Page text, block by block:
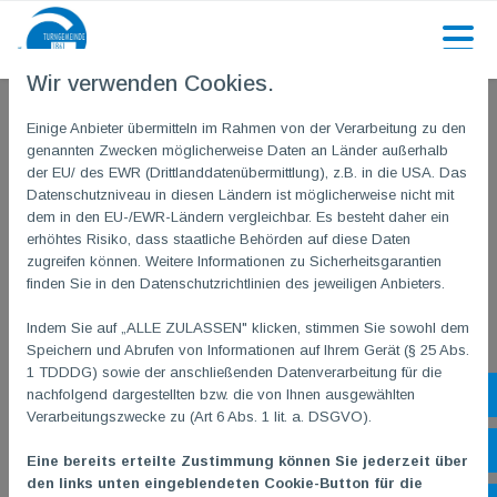
Hast du Fragen?
uns direkt.
Discord
WhatsApp E-Mail
Belegungsplan E-Sport
Wir verwenden Cookies.
Einige Anbieter übermitteln im Rahmen von der Verarbeitung zu den
genannten Zwecken möglicherweise Daten an Länder außerhalb
der EU/ des EWR (Drittlanddatenübermittlung), z.B. in die USA. Das
Datenschutzniveau in diesen Ländern ist möglicherweise nicht mit
dem in den EU-/EWR-Ländern vergleichbar. Es besteht daher ein
erhöhtes Risiko, dass staatliche Behörden auf diese Daten
zugreifen können. Weitere Informationen zu Sicherheitsgarantien
finden Sie in den Datenschutzrichtlinien des jeweiligen Anbieters.
Indem Sie auf „ALLE ZULASSEN" klicken, stimmen Sie sowohl dem
Speichern und Abrufen von Informationen auf Ihrem Gerät (§ 25 Abs.
1 TDDDG) sowie der anschließenden Datenverarbeitung für die
nachfolgend dargestellten bzw. die von Ihnen ausgewählten
Verarbeitungszwecke zu (Art 6 Abs. 1 lit. a. DSGVO).
Eine bereits erteilte Zustimmung können Sie jederzeit über
den links unten eingeblendeten Cookie-Button für die